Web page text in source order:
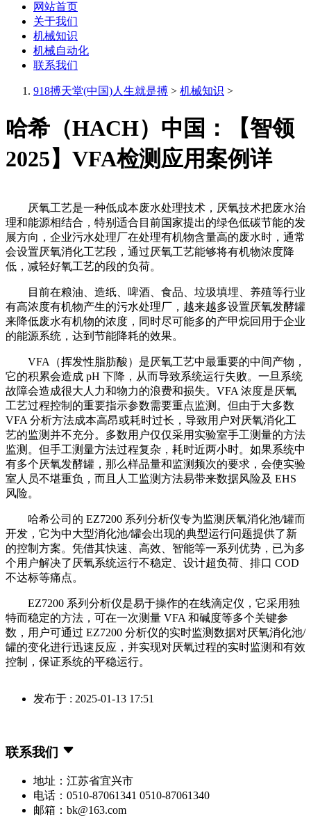
网站首页
关于我们
机械知识
机械自动化
联系我们
918搏天堂(中国)人生就是搏 > 机械知识 >
哈希（HACH）中国：【智领
2025】VFA检测应用案例详
厌氧工艺是一种低成本废水处理技术，厌氧技术把废水治
理和能源相结合，特别适合目前国家提出的绿色低碳节能的发
展方向，企业污水处理厂在处理有机物含量高的废水时，通常
会设置厌氧消化工艺段，通过厌氧工艺能够将有机物浓度降
低，减轻好氧工艺的段的负荷。
目前在粮油、造纸、啤酒、食品、垃圾填埋、养殖等行业
有高浓度有机物产生的污水处理厂，越来越多设置厌氧发酵罐
来降低废水有机物的浓度，同时尽可能多的产甲烷回用于企业
的能源系统，达到节能降耗的效果。
VFA（挥发性脂肪酸）是厌氧工艺中最重要的中间产物，
它的积累会造成 pH 下降，从而导致系统运行失败。一旦系统
故障会造成很大人力和物力的浪费和损失。VFA 浓度是厌氧
工艺过程控制的重要指示参数需要重点监测。但由于大多数
VFA 分析方法成本高昂或耗时过长，导致用户对厌氧消化工
艺的监测并不充分。多数用户仅仅采用实验室手工测量的方法
监测。但手工测量方法过程复杂，耗时近两小时。如果系统中
有多个厌氧发酵罐，那么样品量和监测频次的要求，会使实验
室人员不堪重负，而且人工监测方法易带来数据风险及 EHS
风险。
哈希公司的 EZ7200 系列分析仪专为监测厌氧消化池/罐而
开发，它为中大型消化池/罐会出现的典型运行问题提供了新
的控制方案。凭借其快速、高效、智能等一系列优势，已为多
个用户解决了厌氧系统运行不稳定、设计超负荷、排口 COD
不达标等痛点。
EZ7200 系列分析仪是易于操作的在线滴定仪，它采用独
特而稳定的方法，可在一次测量 VFA 和碱度等多个关键参
数，用户可通过 EZ7200 分析仪的实时监测数据对厌氧消化池/
罐的变化进行迅速反应，并实现对厌氧过程的实时监测和有效
控制，保证系统的平稳运行。
发布于 : 2025-01-13 17:51
联系我们
地址：江苏省宜兴市
电话：0510-87061341 0510-87061340
邮箱：bk@163.com